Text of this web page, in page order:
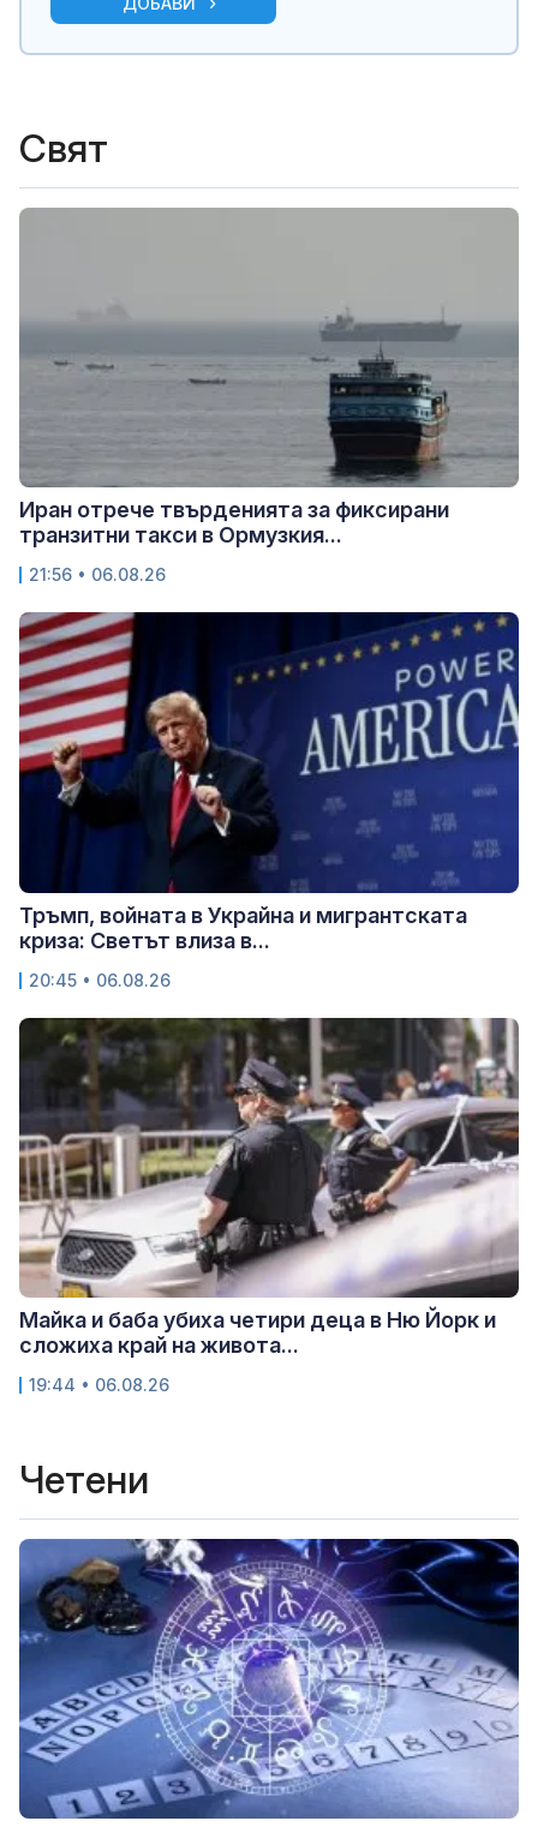
Свят
Иран отрече твърденията за фиксирани
транзитни такси в Ормузкия...
21:56 • 06.08.26
Тръмп, войната в Украйна и мигрантската
криза: Светът влиза в...
20:45 • 06.08.26
Майка и баба убиха четири деца в Ню Йорк и
сложиха край на живота...
19:44 • 06.08.26
Четени